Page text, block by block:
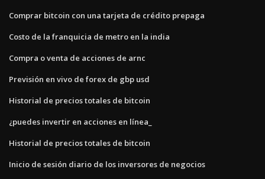
Comprar bitcoin con una tarjeta de crédito prepaga
Costo de la franquicia de metro en la india
Compra o venta de acciones de arnc
Previsión en vivo de forex de gbp usd
Historial de precios totales de bitcoin
¿puedes invertir en acciones en línea_
Historial de precios totales de bitcoin
Inicio de sesión diario de los inversores de negocios